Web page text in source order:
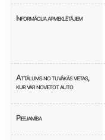
Informācija apmeklētājiem
Attālums no tuvākās vietas,
kur var novietot auto
Pieejamība